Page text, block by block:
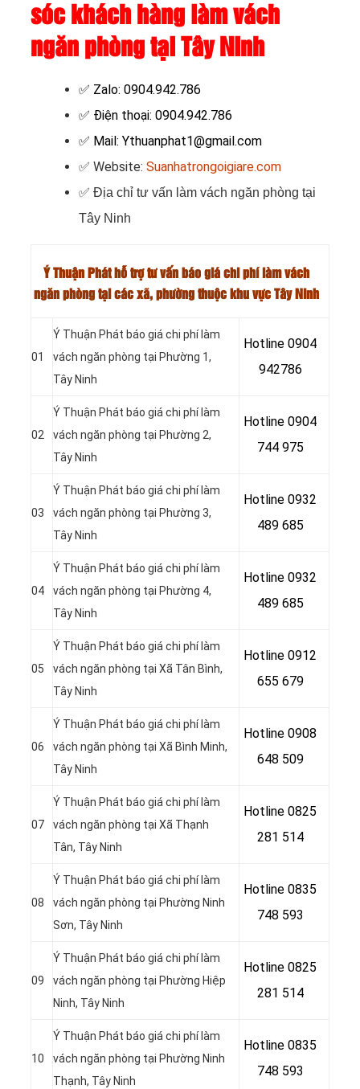
sóc khách hàng làm vách
ngăn phòng tại Tây Ninh
✅ Zalo: 0904.942.786
✅ Điện thoại: 0904.942.786
✅ Mail: Ythuanphat1@gmail.com
✅ Website: Suanhatrongoigiare.com
✅ Địa chỉ tư vấn làm vách ngăn phòng tại
Tây Ninh
Ý Thuận Phát hỗ trợ tư vấn báo giá chi phí làm vách
ngăn phòng tại các xã, phường thuộc khu vực Tây Ninh
01
Ý Thuận Phát báo giá chi phí làm
vách ngăn phòng tại Phường 1,
Tây Ninh
Hotline 0904
942786
02
Ý Thuận Phát báo giá chi phí làm
vách ngăn phòng tại Phường 2,
Tây Ninh
Hotline 0904
744 975
03
Ý Thuận Phát báo giá chi phí làm
vách ngăn phòng tại Phường 3,
Tây Ninh
Hotline 0932
489 685
04
Ý Thuận Phát báo giá chi phí làm
vách ngăn phòng tại Phường 4,
Tây Ninh
Hotline 0932
489 685
05
Ý Thuận Phát báo giá chi phí làm
vách ngăn phòng tại Xã Tân Bình,
Tây Ninh
Hotline 0912
655 679
06
Ý Thuận Phát báo giá chi phí làm
vách ngăn phòng tại Xã Bình Minh,
Tây Ninh
Hotline 0908
648 509
07
Ý Thuận Phát báo giá chi phí làm
vách ngăn phòng tại Xã Thạnh
Tân, Tây Ninh
Hotline 0825
281 514
08
Ý Thuận Phát báo giá chi phí làm
vách ngăn phòng tại Phường Ninh
Sơn, Tây Ninh
Hotline 0835
748 593
09
Ý Thuận Phát báo giá chi phí làm
vách ngăn phòng tại Phường Hiệp
Ninh, Tây Ninh
Hotline 0825
281 514
10
Ý Thuận Phát báo giá chi phí làm
vách ngăn phòng tại Phường Ninh
Thạnh, Tây Ninh
Hotline 0835
748 593